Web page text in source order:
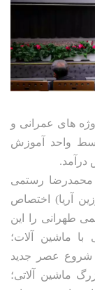
های عمرانی و
واحد آموزش
درآمد.
رستمی
آریا) اختصاص
طهرانی را این
ماشین آلات؛
شروع عصر جدید
ماشین آلاتی؛